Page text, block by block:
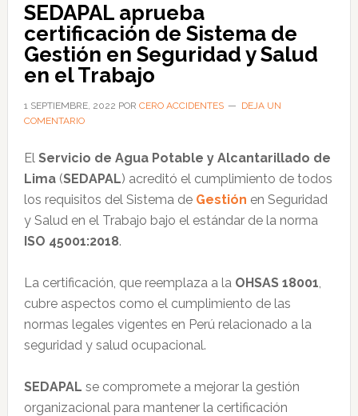
SEDAPAL aprueba
certificación de Sistema de
Gestión en Seguridad y Salud
en el Trabajo
1 SEPTIEMBRE, 2022 POR CERO ACCIDENTES
DEJA UN
COMENTARIO
El Servicio de Agua Potable y Alcantarillado de
Lima(SEDAPAL) acreditó el cumplimiento de todos
los requisitos del Sistema de Gestión en Seguridad
y Salud en el Trabajo bajo el estándar de la norma
ISO 45001:2018.
La certificación, que reemplaza a la OHSAS 18001,
cubre aspectos como el cumplimiento de las
normas legales vigentes en Perú relacionado a la
seguridad y salud ocupacional.
SEDAPAL se compromete a mejorar la gestión
organizacional para mantener la certificación